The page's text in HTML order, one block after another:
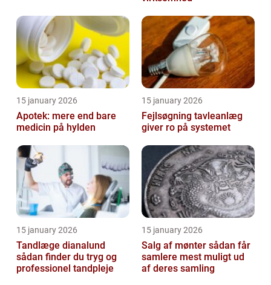
15 january 2026
Apotek: mere end bare
medicin på hylden
15 january 2026
Fejlsøgning tavleanlæg
giver ro på systemet
15 january 2026
Tandlæge dianalund
sådan finder du tryg og
professionel tandpleje
15 january 2026
Salg af mønter sådan får
samlere mest muligt ud
af deres samling